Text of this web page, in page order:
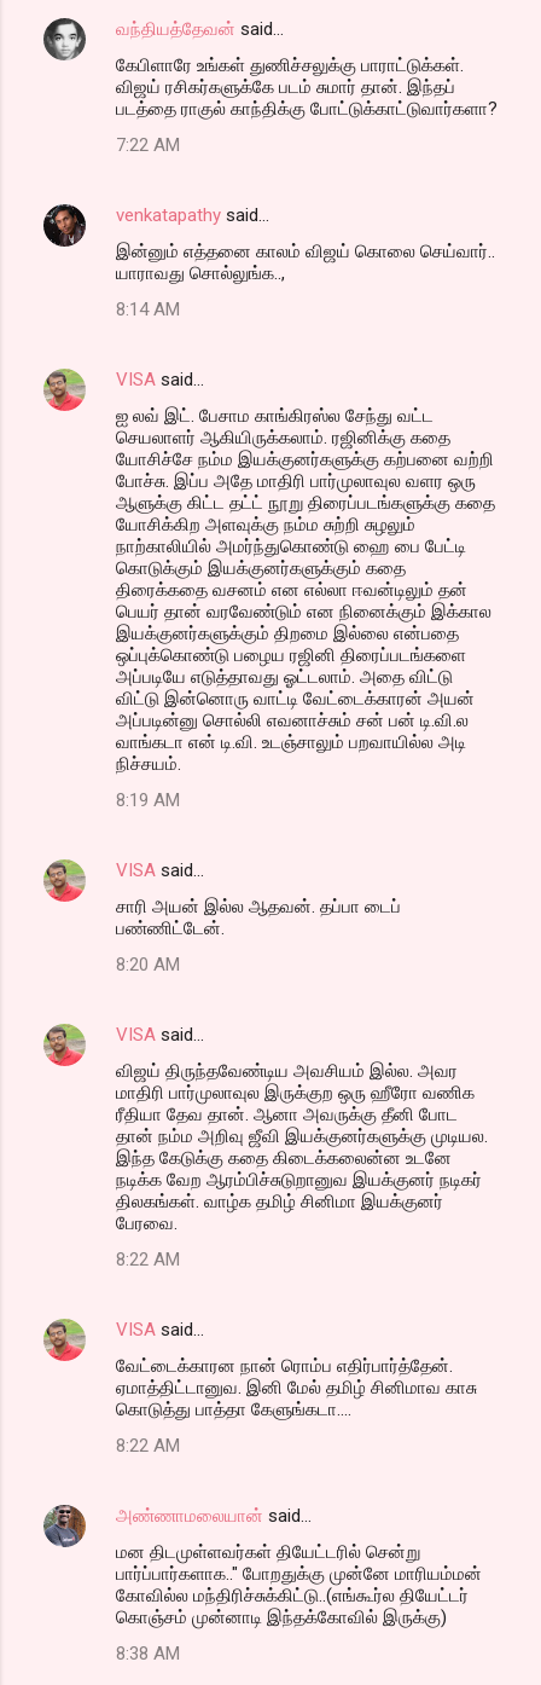
வந்தியத்தேவன் said…
கேபிளாரே உங்கள் துணிச்சலுக்கு பாராட்டுக்கள்.
விஜய் ரசிகர்களுக்கே படம் சுமார் தான். இந்தப்
படத்தை ராகுல் காந்திக்கு போட்டுக்காட்டுவார்களா?
7:22 AM
venkatapathy said…
இன்னும் எத்தனை காலம் விஜய் கொலை செய்வார்..
யாராவது சொல்லுங்க..,
8:14 AM
VISA said…
ஐ லவ் இட். பேசாம காங்கிரஸ்ல சேந்து வட்ட
செயலாளர் ஆகியிருக்கலாம். ரஜினிக்கு கதை
யோசிச்சே நம்ம இயக்குனர்களுக்கு கற்பனை வற்றி
போச்சு. இப்ப அதே மாதிரி பார்முலாவுல வளர ஒரு
ஆளுக்கு கிட்ட தட்ட் நூறு திரைப்படங்களுக்கு கதை
யோசிக்கிற அளவுக்கு நம்ம சுற்றி சுழலும்
நாற்காலியில் அமர்ந்துகொண்டு ஹை பை பேட்டி
கொடுக்கும் இயக்குனர்களுக்கும் கதை
திரைக்கதை வசனம் என எல்லா ஈவன்டிலும் தன்
பெயர் தான் வரவேண்டும் என நினைக்கும் இக்கால
இயக்குனர்களுக்கும் திறமை இல்லை என்பதை
ஒப்புக்கொண்டு பழைய ரஜினி திரைப்படங்களை
அப்படியே எடுத்தாவது ஓட்டலாம். அதை விட்டு
விட்டு இன்னொரு வாட்டி வேட்டைக்காரன் அயன்
அப்படின்னு சொல்லி எவனாச்சும் சன் பன் டி.வி.ல
வாங்கடா என் டி.வி. உடஞ்சாலும் பறவாயில்ல அடி
நிச்சயம்.
8:19 AM
VISA said…
சாரி அயன் இல்ல ஆதவன். தப்பா டைப்
பண்ணிட்டேன்.
8:20 AM
VISA said…
விஜய் திருந்தவேண்டிய அவசியம் இல்ல. அவர
மாதிரி பார்முலாவுல இருக்குற ஒரு ஹீரோ வணிக
ரீதியா தேவ தான். ஆனா அவருக்கு தீனி போட
தான் நம்ம அறிவு ஜீவி இயக்குனர்களுக்கு முடியல.
இந்த கேடுக்கு கதை கிடைக்கலைன்ன உடனே
நடிக்க வேற ஆரம்பிச்சுடுறானுவ இயக்குனர் நடிகர்
திலகங்கள். வாழ்க தமிழ் சினிமா இயக்குனர்
பேரவை.
8:22 AM
VISA said…
வேட்டைக்காரன நான் ரொம்ப எதிர்பார்த்தேன்.
ஏமாத்திட்டானுவ. இனி மேல் தமிழ் சினிமாவ காசு
கொடுத்து பாத்தா கேளுங்கடா....
8:22 AM
அண்ணாமலையான் said…
மன திடமுள்ளவர்கள் தியேட்டரில் சென்று
பார்ப்பார்களாக.." போறதுக்கு முன்னே மாரியம்மன்
கோவில்ல மந்திரிச்சுக்கிட்டு..(எங்கூர்ல தியேட்டர்
கொஞ்சம் முன்னாடி இந்தக்கோவில் இருக்கு)
8:38 AM